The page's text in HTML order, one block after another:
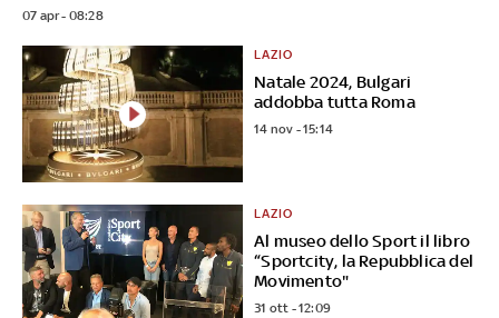
07 apr - 08:28
Natale 2024, Bulgari
addobba tutta Roma
LAZIO
14 nov - 15:14
Al museo dello Sport il libro
“Sportcity, la Repubblica del
Movimento"
LAZIO
31 ott - 12:09